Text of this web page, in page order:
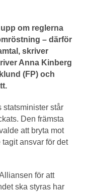
om ­reglerna
– därför
skriver
Anna Kinberg
(FP) och
statsminister står
Den främsta
att bryta mot
ansvar för det
för att
ska styras har